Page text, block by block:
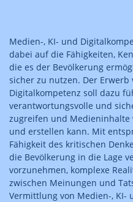
Medien-, KI- und
dabei auf die Fähigkeiten,
die es der Bevölkerung
sicher zu nutzen. Der Erwerb
Digitalkompetenz soll dazu
verantwortungsvolle und
zugreifen und
und erstellen kann. Mit
Fähigkeit des kritischen
die Bevölkerung in die Lage
vorzunehmen, komplexe
zwischen Meinungen und
Vermittlung von Medien-, KI-